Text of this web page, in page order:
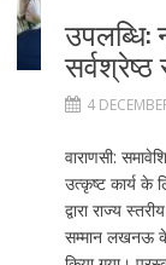
उपलब्धि:
4
वाराणसी:
उत्कृष्ट कार्य के
द्वारा राज्य
सम्मान लखनऊ के